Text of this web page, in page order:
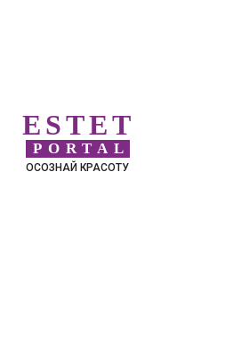
ESTET
PORTAL
ОСОЗНАЙ КРАСОТУ